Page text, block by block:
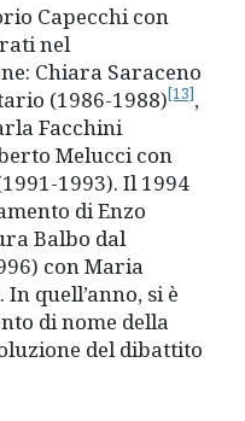
Capecchi con
nel
Chiara Saraceno
(1986-1988)[13],
Facchini
Melucci con
1993). Il 1994
di Enzo
Balbo dal
con Maria
quell’anno, si è
di nome della
del dibattito